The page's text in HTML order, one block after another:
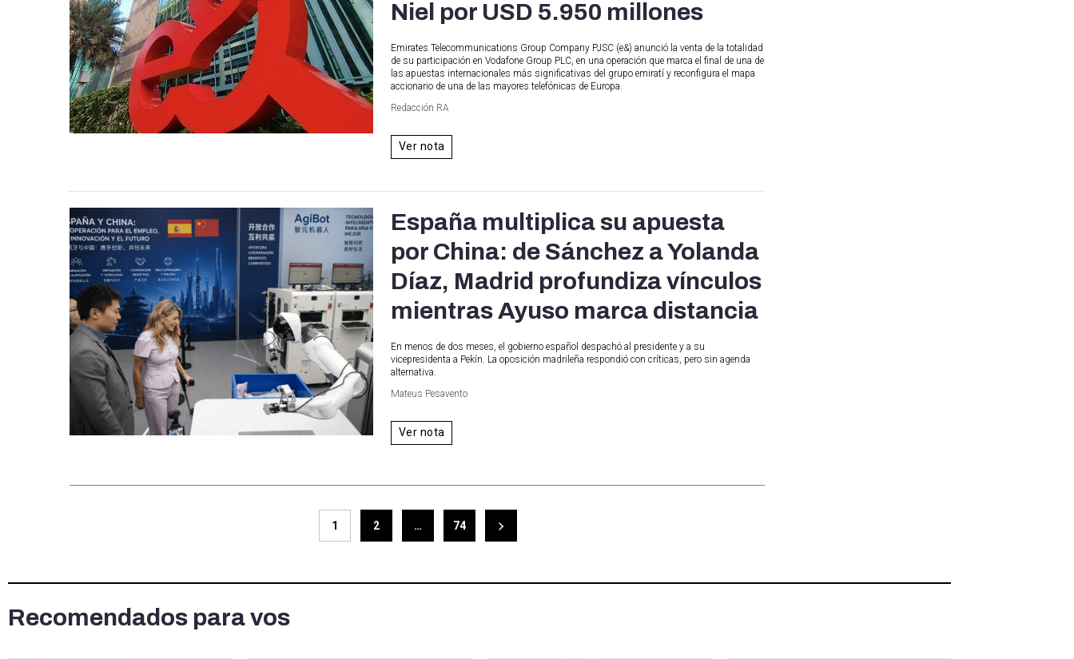
Niel por USD 5.950 millones
Emirates Telecommunications Group Company PJSC (e&) anunció la venta de la totalidad
de su participación en Vodafone Group PLC, en una operación que marca el final de una de
las apuestas internacionales más significativas del grupo emiratí y reconfigura el mapa
accionario de una de las mayores telefónicas de Europa.
Redacción RA
Ver nota
España multiplica su apuesta
por China: de Sánchez a Yolanda
Díaz, Madrid profundiza vínculos
mientras Ayuso marca distancia
En menos de dos meses, el gobierno español despachó al presidente y a su
vicepresidenta a Pekín. La oposición madrileña respondió con críticas, pero sin agenda
alternativa.
Mateus Pesavento
Ver nota
1 2 … 74
Recomendados para vos